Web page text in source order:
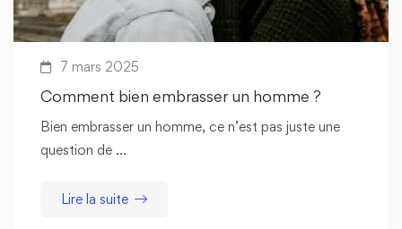
7 mars 2025
Comment bien embrasser un homme ?
Bien embrasser un homme, ce n’est pas juste une
question de …
Lire la suite